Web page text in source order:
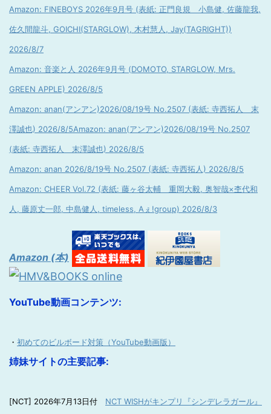
Amazon: FINEBOYS 2026年9月号 (表紙: 正門良規 小島健, 佐藤龍我,
佐久間龍斗, GOICHI(STARGLOW), 木村慧人, Jay(TAGRIGHT))
2026/8/7
Amazon: 音楽と人 2026年9月号 (DOMOTO, STARGLOW, Mrs.
GREEN APPLE) 2026/8/5
Amazon: anan(アンアン)2026/08/19号 No.2507 (表紙: 寺西拓人 末
澤誠也) 2026/8/5Amazon: anan(アンアン)2026/08/19号 No.2507
(表紙: 寺西拓人 末澤誠也) 2026/8/5
Amazon: anan 2026/8/19号 No.2507 (表紙: 寺西拓人) 2026/8/5
Amazon: CHEER Vol.72 (表紙: 藤ヶ谷太輔 重岡大毅, 奥智哉×杢代和
人, 藤原丈一郎, 中島健人, timeless, Aぇ!group) 2026/8/3
Amazon (本)
YouTube動画コンテンツ:
・ 初めてのビルボード対策（YouTube動画版）
姉妹サイトの主要記事:
[NCT] 2026年7月13日付 NCT WISHがキンプリ『シンデレラガール』